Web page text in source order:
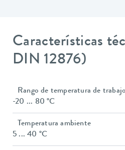
Características
DIN 12876)
Rango de temperatura de trabajo
-20 ... 80 °C
Temperatura ambiente
5 ... 40 °C